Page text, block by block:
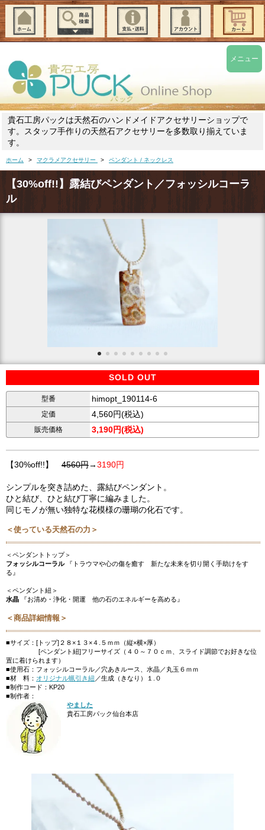
貴石工房パックは天然石のハンドメイドアクセサリーショップで
す。スタッフ手作りの天然石アクセサリーを多数取り揃えていま
す。
ホーム > マクラメアクセサリー > ペンダント / ネックレス
【30%off!!】露結びペンダント／フォッシルコーラ
ル
SOLD OUT
型番 himopt_190114-6
定価 4,560円(税込)
販売価格 3,190円(税込)
【30%off!!】 4560円→3190円
シンプルを突き詰めた、露結びペンダント。
ひと結び、ひと結び丁寧に編みました。
同じモノが無い独特な花模様の珊瑚の化石です。
＜使っている天然石の力＞
＜ペンダントトップ＞
フォッシルコーラル『トラウマや心の傷を癒す 新たな未来を切り開く手助けをす
る』
＜ペンダント紐＞
水晶 『お清め・浄化・開運 他の石のエネルギーを高める』
＜商品詳細情報＞
■サイズ：[トップ]２８×１３×４.５ｍｍ（縦×横×厚）
[ペンダント紐]フリーサイズ（４０～７０ｃｍ、スライド調節でお好きな位
置に着けられます）
■使用石：フォッシルコーラル／穴あきルース、水晶／丸玉６ｍｍ
■材 料： オリジナル蝋引き紐 ／生成（きなり）１.０
■制作コード：KP20
■制作者：
やました
貴石工房パック仙台本店
メニュー